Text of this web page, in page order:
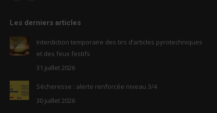
opens
in
new
opens
new
window
Les derniers articles
Interdiction temporaire des tirs d’articles pyrotechniques
et des feux festifs
31 juillet 2026
Sécheresse : alerte renforcée niveau 3/4
30 juillet 2026